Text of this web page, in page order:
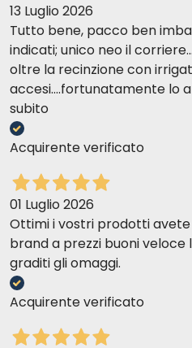
Najlepszy wybór nr 6 z
13 Luglio 2026
Tutto bene, pacco ben
indicati; unico neo il
oltre la recinzione con
accesi....fortunatamente lo
subito
Acquirente verificato
01 Luglio 2026
Ottimi i vostri prodotti
brand a prezzi buoni veloce
graditi gli omaggi.
Acquirente verificato